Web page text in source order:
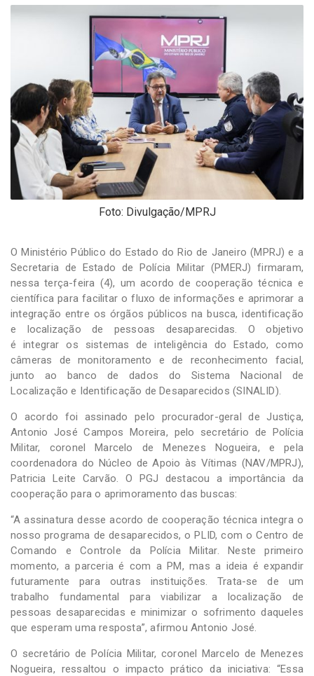
Sistemas
Foto: Divulgação/MPRJ
O Ministério Público do Estado do Rio de Janeiro (MPRJ) e a
Secretaria de Estado de Polícia Militar (PMERJ) firmaram,
nessa terça-feira (4), um acordo de cooperação técnica e
científica para facilitar o fluxo de informações e aprimorar a
integração entre os órgãos públicos na busca, identificação
e localização de pessoas desaparecidas. O objetivo
é integrar os sistemas de inteligência do Estado, como
câmeras de monitoramento e de reconhecimento facial,
junto ao banco de dados do Sistema Nacional de
Localização e Identificação de Desaparecidos (SINALID).
O acordo foi assinado pelo procurador-geral de Justiça,
Antonio José Campos Moreira, pelo secretário de Polícia
Militar, coronel Marcelo de Menezes Nogueira, e pela
coordenadora do Núcleo de Apoio às Vítimas (NAV/MPRJ),
Patricia Leite Carvão. O PGJ destacou a importância da
cooperação para o aprimoramento das buscas:
“A assinatura desse acordo de cooperação técnica integra o
nosso programa de desaparecidos, o PLID, com o Centro de
Comando e Controle da Polícia Militar. Neste primeiro
momento, a parceria é com a PM, mas a ideia é expandir
futuramente para outras instituições. Trata-se de um
trabalho fundamental para viabilizar a localização de
pessoas desaparecidas e minimizar o sofrimento daqueles
que esperam uma resposta”, afirmou Antonio José.
O secretário de Polícia Militar, coronel Marcelo de Menezes
Nogueira, ressaltou o impacto prático da iniciativa: “Essa